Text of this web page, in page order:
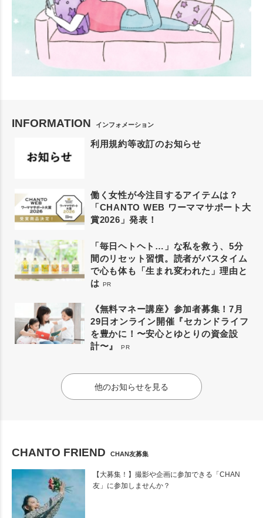
INFORMATION インフォメーション
利用規約等改訂のお知らせ
働く女性が今注目するアイテムは？
「CHANTO WEB ワーママサポート大
賞2026」発表！
「毎日ヘトヘト…」な私を救う、5分
間のリセット習慣。読者がバスタイム
で心も体も「生まれ変われた」理由と
は PR
《無料マネー講座》参加者募集！7月
29日オンライン開催『セカンドライフ
を豊かに！〜安心とゆとりの資金設
計〜』
PR
他のお知らせを見る
CHANTO FRIEND CHAN友募集
【大募集！】撮影や企画に参加できる「CHAN
友」に参加しませんか？